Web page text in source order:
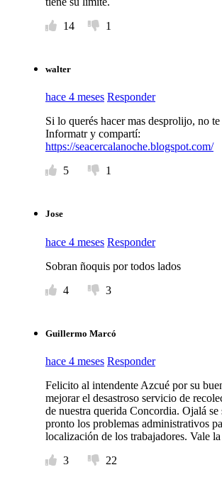
14
1
walter
hace 4 meses Responder
Si lo querés hacer mas desprolijo, no
Informatr y compartí:
https://seacercalanoche.blogspot.com/
5
1
Jose
hace 4 meses Responder
Sobran ñoquis por todos lados
4
3
Guillermo Marcó
hace 4 meses Responder
Felicito al intendente Azcué por su
mejorar el desastroso servicio de
de nuestra querida Concordia. Ojalá se
pronto los problemas administrativos
localización de los trabajadores. Vale
3
22